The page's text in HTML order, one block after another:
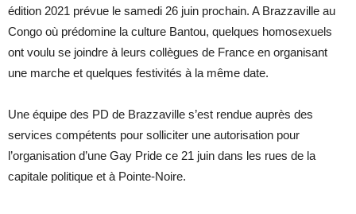
édition 2021 prévue le samedi 26 juin prochain. A Brazzaville au
Congo où prédomine la culture Bantou, quelques homosexuels
ont voulu se joindre à leurs collègues de France en organisant
une marche et quelques festivités à la même date.
Une équipe des PD de Brazzaville s’est rendue auprès des
services compétents pour solliciter une autorisation pour
l’organisation d’une Gay Pride ce 21 juin dans les rues de la
capitale politique et à Pointe-Noire.